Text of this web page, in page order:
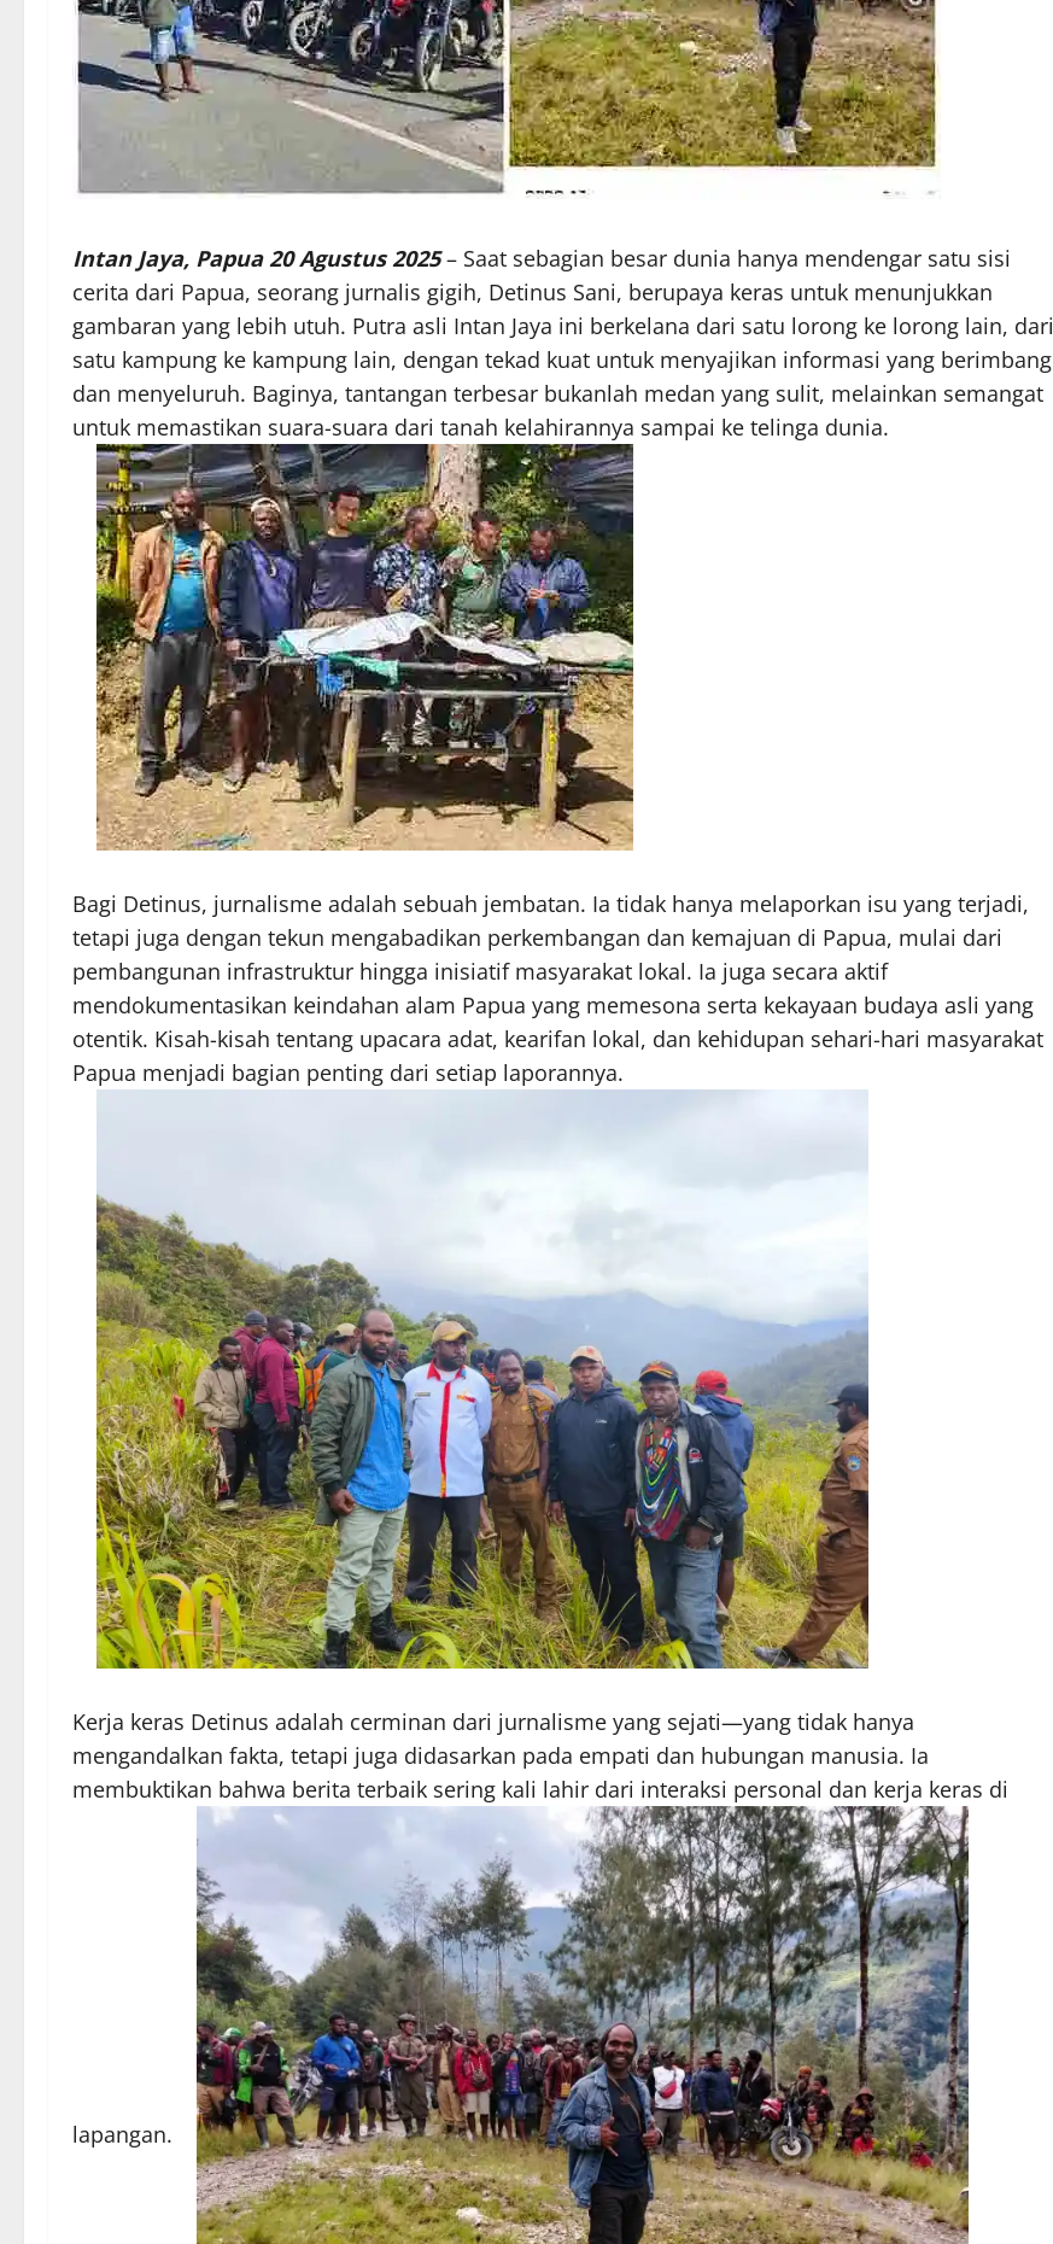
Intan Jaya, Papua 20 Agustus 2025– Saat sebagian besar dunia hanya mendengar satu sisi
cerita dari Papua, seorang jurnalis gigih, Detinus Sani, berupaya keras untuk menunjukkan
gambaran yang lebih utuh. Putra asli Intan Jaya ini berkelana dari satu lorong ke lorong lain, dari
satu kampung ke kampung lain, dengan tekad kuat untuk menyajikan informasi yang berimbang
dan menyeluruh. Baginya, tantangan terbesar bukanlah medan yang sulit, melainkan semangat
untuk memastikan suara-suara dari tanah kelahirannya sampai ke telinga dunia.
Bagi Detinus, jurnalisme adalah sebuah jembatan. Ia tidak hanya melaporkan isu yang terjadi,
tetapi juga dengan tekun mengabadikan perkembangan dan kemajuan di Papua, mulai dari
pembangunan infrastruktur hingga inisiatif masyarakat lokal. Ia juga secara aktif
mendokumentasikan keindahan alam Papua yang memesona serta kekayaan budaya asli yang
otentik. Kisah-kisah tentang upacara adat, kearifan lokal, dan kehidupan sehari-hari masyarakat
Papua menjadi bagian penting dari setiap laporannya.
Kerja keras Detinus adalah cerminan dari jurnalisme yang sejati—yang tidak hanya
mengandalkan fakta, tetapi juga didasarkan pada empati dan hubungan manusia. Ia
membuktikan bahwa berita terbaik sering kali lahir dari interaksi personal dan kerja keras di
lapangan.